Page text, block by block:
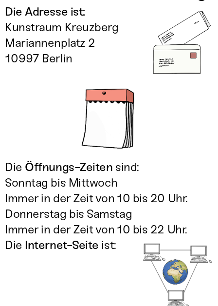
Die Adresse ist:
Kunstraum Kreuzberg
Mariannenplatz 2
10997 Berlin
Die Öffnungs-Zeiten sind:
Sonntag bis Mittwoch
Immer in der Zeit von 10 bis 20 Uhr.
Donnerstag bis Samstag
Immer in der Zeit von 10 bis 22 Uhr.
Die Internet-Seite ist: